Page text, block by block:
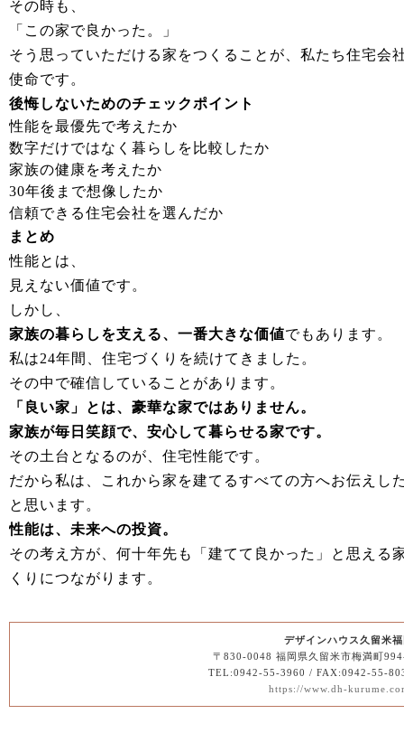
その時も、
「この家で良かった。」
そう思っていただける家をつくることが、私たち住宅会
使命です。
後悔しないためのチェックポイント
性能を最優先で考えたか
数字だけではなく暮らしを比較したか
家族の健康を考えたか
30年後まで想像したか
信頼できる住宅会社を選んだか
まとめ
性能とは、
見えない価値です。
しかし、
家族の暮らしを支える、一番大きな価値でもあります。
私は24年間、住宅づくりを続けてきました。
その中で確信していることがあります。
「良い家」とは、豪華な家ではありません。
家族が毎日笑顔で、安心して暮らせる家です。
その土台となるのが、住宅性能です。
だから私は、これから家を建てるすべての方へお伝えし
と思います。
性能は、未来への投資。
その考え方が、何十年先も「建てて良かった」と思える
くりにつながります。
デザインハウス久留米
〒830-0048 福岡県久留米市梅満町
TEL:0942-55-3960 / FAX:0942-55-
https://www.dh-